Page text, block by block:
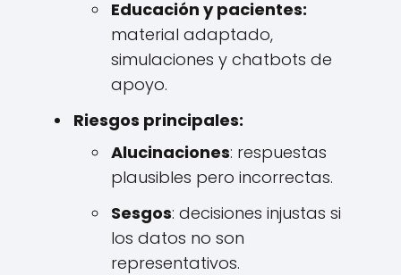
Educación y pacientes:
material adaptado,
simulaciones y chatbots de
apoyo.
Riesgos principales:
Alucinaciones: respuestas
plausibles pero incorrectas.
Sesgos: decisiones injustas si
los datos no son
representativos.